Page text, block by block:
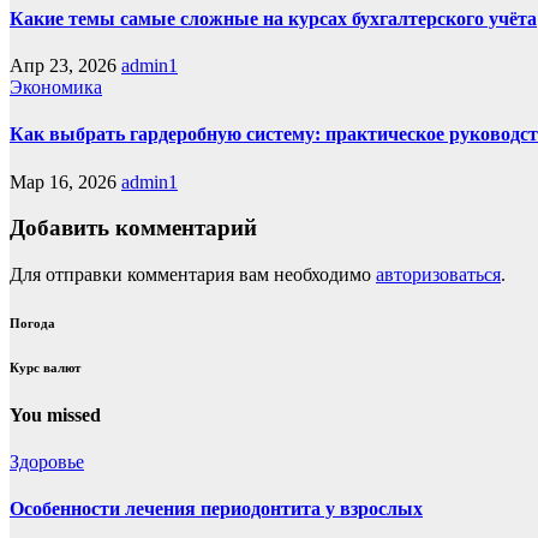
Какие темы самые сложные на курсах бухгалтерского учёта
Апр 23, 2026 admin1
Экономика
Как выбрать гардеробную систему: практическое
Мар 16, 2026 admin1
Добавить комментарий
Для отправки комментария вам необходимо авторизоваться.
Погода
Курс валют
You missed
Здоровье
Особенности лечения периодонтита у взрослых